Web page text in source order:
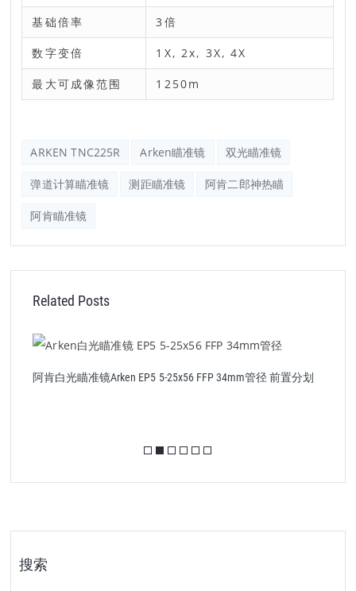
基础倍率 3倍
数字变倍 1X, 2x, 3X, 4X
最大可成像范围 1250m
ARKEN TNC225R Arken瞄准镜 双光瞄准镜
弹道计算瞄准镜 测距瞄准镜 阿肯二郎神热瞄
阿肯瞄准镜
Related Posts
阿肯白光瞄准镜Arken EP5 5-25x56 FFP 34mm管径 前置分划
搜索